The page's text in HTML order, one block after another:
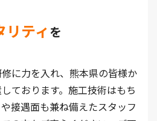
リティを
に力を入れ、熊本県の皆様か
ております。施工技術はもち
接遇面も兼ね備えたスタッフ